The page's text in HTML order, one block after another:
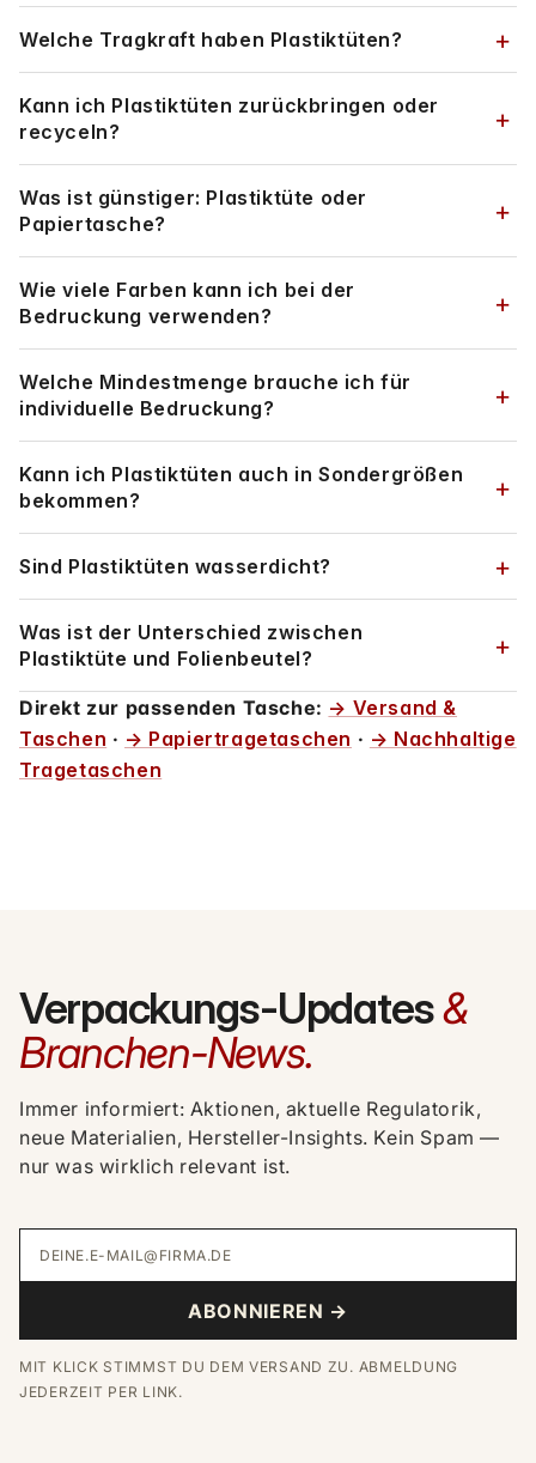
Welche Tragkraft haben Plastiktüten?
Kann ich Plastiktüten zurückbringen oder
recyceln?
Was ist günstiger: Plastiktüte oder
Papiertasche?
Wie viele Farben kann ich bei der
Bedruckung verwenden?
Welche Mindestmenge brauche ich für
individuelle Bedruckung?
Kann ich Plastiktüten auch in Sondergrößen
bekommen?
Sind Plastiktüten wasserdicht?
Was ist der Unterschied zwischen
Plastiktüte und Folienbeutel?
Direkt zur passenden Tasche: → Versand &
Taschen · → Papiertragetaschen · → Nachhaltige
Tragetaschen
Verpackungs-Updates&
Branchen-News.
Immer informiert: Aktionen, aktuelle Regulatorik,
neue Materialien, Hersteller-Insights. Kein Spam —
nur was wirklich relevant ist.
ABONNIEREN →
MIT KLICK STIMMST DU DEM VERSAND ZU. ABMELDUNG
JEDERZEIT PER LINK.